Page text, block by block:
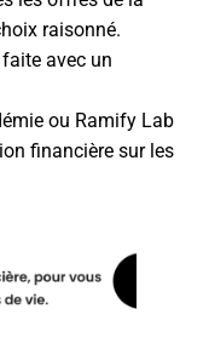
raisonné.
avec un
ou Ramify Lab
financière sur les